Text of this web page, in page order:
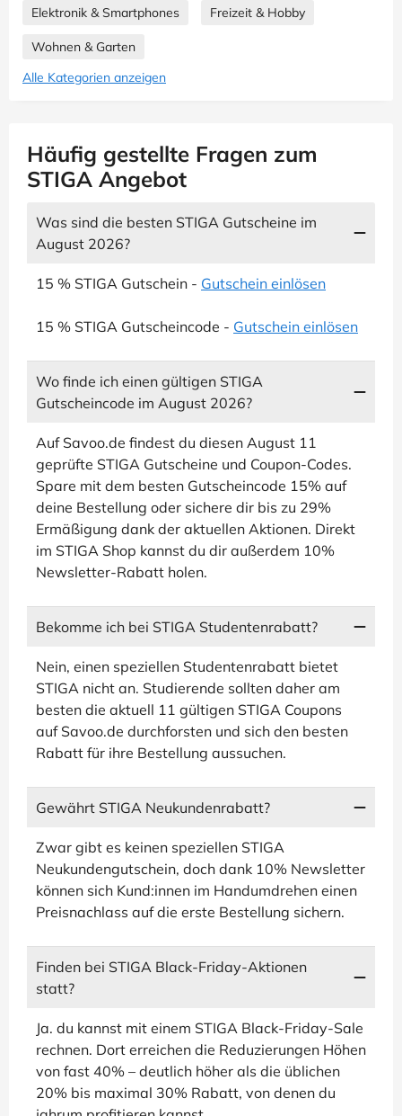
Elektronik & Smartphones Freizeit & Hobby
Wohnen & Garten
Alle Kategorien anzeigen
Häufig gestellte Fragen zum
STIGA Angebot
Was sind die besten STIGA Gutscheine im
August 2026?
15 % STIGA Gutschein - Gutschein einlösen
15 % STIGA Gutscheincode - Gutschein einlösen
Wo finde ich einen gültigen STIGA
Gutscheincode im August 2026?
Auf Savoo.de findest du diesen August 11
geprüfte STIGA Gutscheine und Coupon-Codes.
Spare mit dem besten Gutscheincode 15% auf
deine Bestellung oder sichere dir bis zu 29%
Ermäßigung dank der aktuellen Aktionen. Direkt
im STIGA Shop kannst du dir außerdem 10%
Newsletter-Rabatt holen.
Bekomme ich bei STIGA Studentenrabatt?
Nein, einen speziellen Studentenrabatt bietet
STIGA nicht an. Studierende sollten daher am
besten die aktuell 11 gültigen STIGA Coupons
auf Savoo.de durchforsten und sich den besten
Rabatt für ihre Bestellung aussuchen.
Gewährt STIGA Neukundenrabatt?
Zwar gibt es keinen speziellen STIGA
Neukundengutschein, doch dank 10% Newsletter
können sich Kund:innen im Handumdrehen einen
Preisnachlass auf die erste Bestellung sichern.
Finden bei STIGA Black-Friday-Aktionen
statt?
Ja. du kannst mit einem STIGA Black-Friday-Sale
rechnen. Dort erreichen die Reduzierungen Höhen
von fast 40% – deutlich höher als die üblichen
20% bis maximal 30% Rabatt, von denen du